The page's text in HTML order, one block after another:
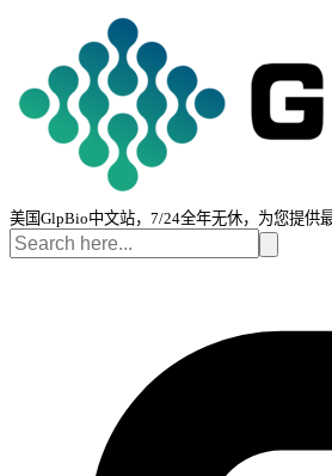
美国GlpBio中文站，7/24全年无休，为您提供